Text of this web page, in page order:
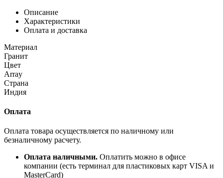
Описание
Характеристики
Оплата и доставка
Материал
Гранит
Цвет
Array
Страна
Индия
Оплата
Оплата товара осуществляется по наличному или
безналичному расчету.
Оплата наличными. Оплатить можно в офисе
компании (есть терминал для пластиковых карт VISA и
MasterCard)